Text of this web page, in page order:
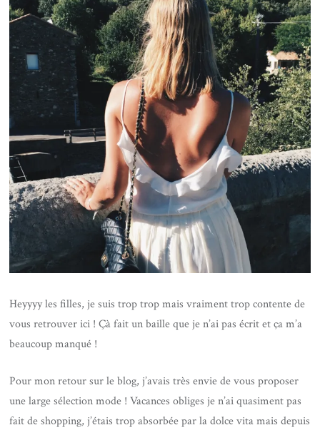
Heyyyy les filles, je suis trop trop mais vraiment trop contente de
vous retrouver ici ! Çà fait un baille que je n’ai pas écrit et ça m’a
beaucoup manqué !
Pour mon retour sur le blog, j’avais très envie de vous proposer
une large sélection mode ! Vacances obliges je n’ai quasiment pas
fait de shopping, j’étais trop absorbée par la dolce vita mais depuis